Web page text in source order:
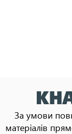
За умови
матеріалів